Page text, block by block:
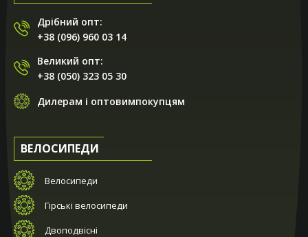
Дрібний опт:
+38 (096) 960 03 14
Великий опт:
+38 (050) 323 05 30
Дилерам і оптовимпокупцям
ВЕЛОСИПЕДИ
Велосипеди
Гірські велосипеди
Двоподвісні